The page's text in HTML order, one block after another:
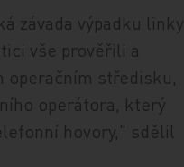
závada výpadku linky
vše prověřili a
operačním středisku,
operátora, který
hovory," sdělil